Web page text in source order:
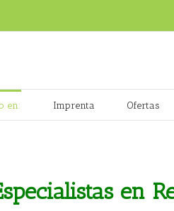
en: Imprenta Ofertas
en